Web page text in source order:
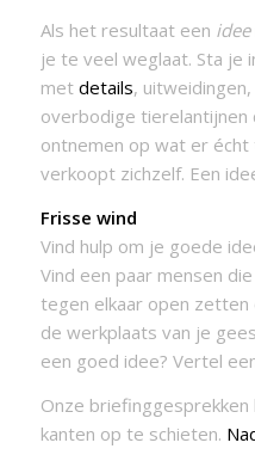
Als het resultaat een idee
je te veel weglaat. Sta je
met details,
overbodige
ontnemen op wat er
verkoopt zichzelf. Een
Frisse wind
Vind hulp om je goede
Vind een paar mensen
tegen elkaar open
de werkplaats van je
een goed idee? Vertel
Onze briefinggesprekken
kanten op te schieten.